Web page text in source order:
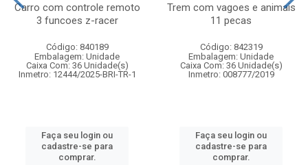
Carro com controle remoto
3 funcoes z-racer
Código: 840189
Embalagem: Unidade
Caixa Com: 36 Unidade(s)
Inmetro: 12444/2025-BRI-TR-1
Faça seu login ou
cadastre-se para
comprar.
Trem com vagoes e animais
11 pecas
Código: 842319
Embalagem: Unidade
Caixa Com: 36 Unidade(s)
Inmetro: 008777/2019
Faça seu login ou
cadastre-se para
comprar.